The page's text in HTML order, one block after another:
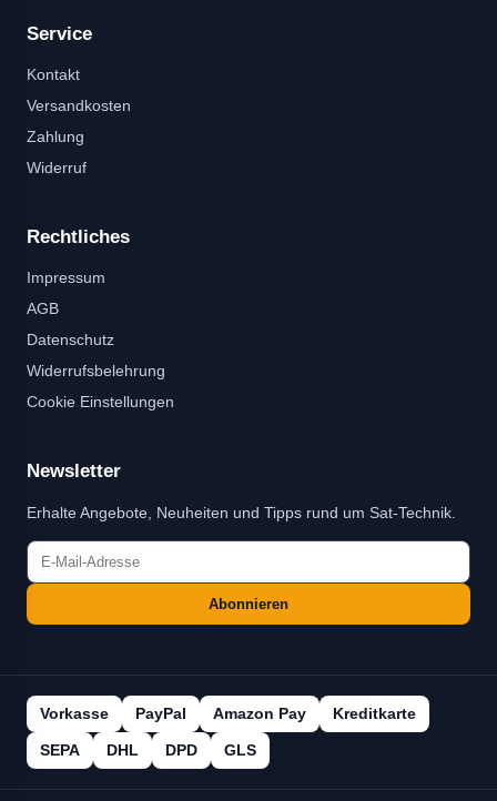
Service
Kontakt
Versandkosten
Zahlung
Widerruf
Rechtliches
Impressum
AGB
Datenschutz
Widerrufsbelehrung
Cookie Einstellungen
Newsletter
Erhalte Angebote, Neuheiten und Tipps rund um Sat-Technik.
Abonnieren
Vorkasse PayPal Amazon Pay Kreditkarte
SEPA DHL DPD GLS